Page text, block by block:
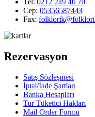
Tel: 0212 249 40 70
Cep: 05356587443
Fax:
Rezervasyon
Satış Sözleşmesi
İptal/İade Şartları
Banka Hesapları
Tur Tüketici Hakları
Mail Order Formu